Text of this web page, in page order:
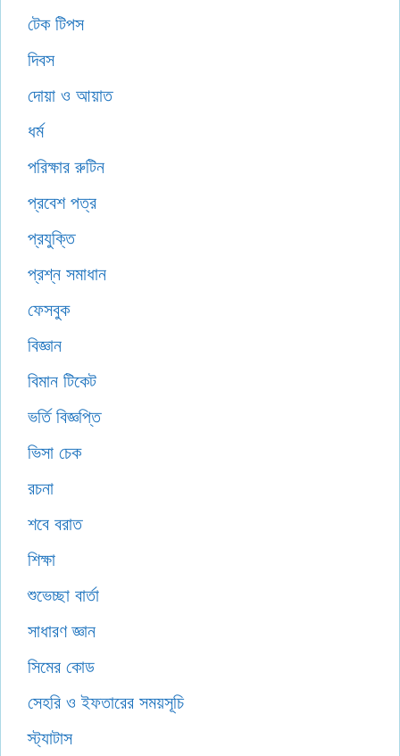
টেক টিপস
দিবস
দোয়া ও আয়াত
ধর্ম
পরিক্ষার রুটিন
প্রবেশ পত্র
প্রযুক্তি
প্রশ্ন সমাধান
ফেসবুক
বিজ্ঞান
বিমান টিকেট
ভর্তি বিজ্ঞপ্তি
ভিসা চেক
রচনা
শবে বরাত
শিক্ষা
শুভেচ্ছা বার্তা
সাধারণ জ্ঞান
সিমের কোড
সেহরি ও ইফতারের সময়সূচি
স্ট্যাটাস